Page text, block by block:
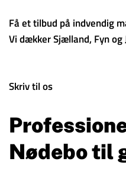
Få et tilbud på indvendig
Vi dækker Sjælland, Fyn og
Skriv til os
Nødebo til